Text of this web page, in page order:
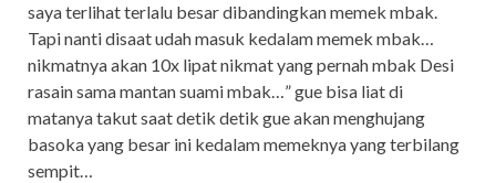
saya terlihat terlalu besar dibandingkan memek mbak.
Tapi nanti disaat udah masuk kedalam memek mbak…
nikmatnya akan 10x lipat nikmat yang pernah mbak Desi
rasain sama mantan suami mbak…” gue bisa liat di
matanya takut saat detik detik gue akan menghujang
basoka yang besar ini kedalam memeknya yang terbilang
sempit…